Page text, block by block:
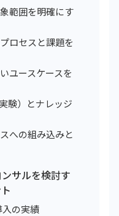
範囲を明確にす
ロセスと課題を
ユースケースを
験）とナレッジ
への組み込みと
サルを検討す
の実績